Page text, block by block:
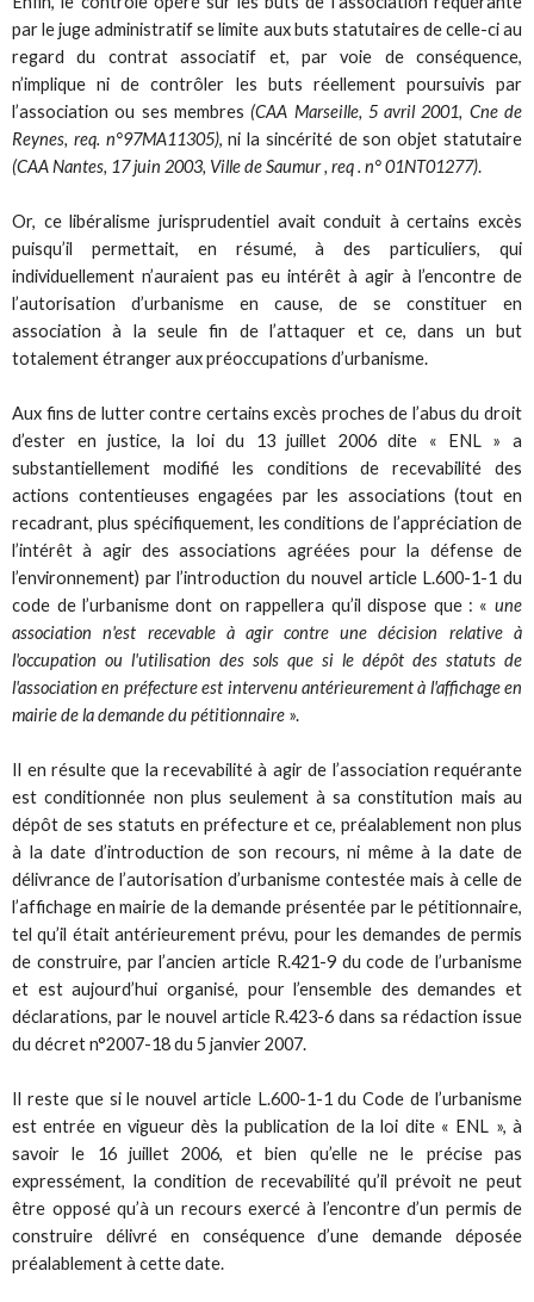
par le juge administratif se limite aux buts statutaires de celle-ci au
regard du contrat associatif et, par voie de conséquence,
n’implique ni de contrôler les buts réellement poursuivis par
l’association ou ses membres (CAA Marseille, 5 avril 2001, Cne de
Reynes, req. n°97MA11305), ni la sincérité de son objet statutaire
(CAA Nantes, 17 juin 2003, Ville de Saumur , req . n° 01NT01277).
Or, ce libéralisme jurisprudentiel avait conduit à certains excès
puisqu’il permettait, en résumé, à des particuliers, qui
individuellement n’auraient pas eu intérêt à agir à l’encontre de
l’autorisation d’urbanisme en cause, de se constituer en
association à la seule fin de l’attaquer et ce, dans un but
totalement étranger aux préoccupations d’urbanisme.
Aux fins de lutter contre certains excès proches de l’abus du droit
d’ester en justice, la loi du 13 juillet 2006 dite « ENL » a
substantiellement modifié les conditions de recevabilité des
actions contentieuses engagées par les associations (tout en
recadrant, plus spécifiquement, les conditions de l’appréciation de
l’intérêt à agir des associations agréées pour la défense de
l’environnement) par l’introduction du nouvel article L.600-1-1 du
code de l’urbanisme dont on rappellera qu’il dispose que : « une
association n'est recevable à agir contre une décision relative à
l'occupation ou l'utilisation des sols que si le dépôt des statuts de
l'association en préfecture est intervenu antérieurement à l'affichage en
mairie de la demande du pétitionnaire ».
Il en résulte que la recevabilité à agir de l’association requérante
est conditionnée non plus seulement à sa constitution mais au
dépôt de ses statuts en préfecture et ce, préalablement non plus
à la date d’introduction de son recours, ni même à la date de
délivrance de l’autorisation d’urbanisme contestée mais à celle de
l’affichage en mairie de la demande présentée par le pétitionnaire,
tel qu’il était antérieurement prévu, pour les demandes de permis
de construire, par l’ancien article R.421-9 du code de l’urbanisme
et est aujourd’hui organisé, pour l’ensemble des demandes et
déclarations, par le nouvel article R.423-6 dans sa rédaction issue
du décret n°2007-18 du 5 janvier 2007.
Il reste que si le nouvel article L.600-1-1 du Code de l’urbanisme
est entrée en vigueur dès la publication de la loi dite « ENL », à
savoir le 16 juillet 2006, et bien qu’elle ne le précise pas
expressément, la condition de recevabilité qu’il prévoit ne peut
être opposé qu’à un recours exercé à l’encontre d’un permis de
construire délivré en conséquence d’une demande déposée
préalablement à cette date.